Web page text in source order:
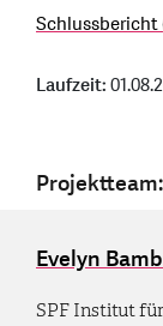
Schlussbericht
Laufzeit:
Projektteam:
Evelyn
SPF Institut